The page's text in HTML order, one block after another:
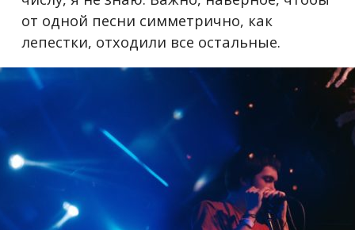
от одной песни симметрично, как
лепестки, отходили все остальные.